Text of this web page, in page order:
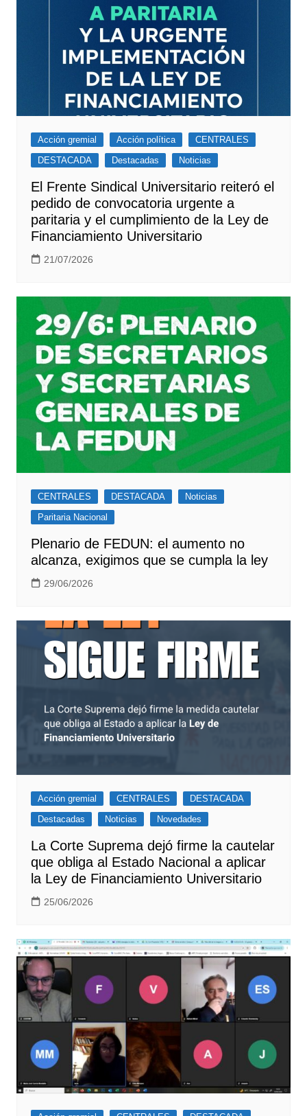
Acción gremial Acción política
CENTRALES
DESTACADA
Destacadas Noticias
El Frente Sindical Universitario reiteró el
pedido de convocatoria urgente a
paritaria y el cumplimiento de la Ley de
Financiamiento Universitario
21/07/2026
CENTRALES DESTACADA
Noticias
Paritaria Nacional
Plenario de FEDUN: el aumento no
alcanza, exigimos que se cumpla la ley
29/06/2026
Acción gremial CENTRALES
DESTACADA
Destacadas
Noticias Novedades
La Corte Suprema dejó firme la cautelar
que obliga al Estado Nacional a aplicar
la Ley de Financiamiento Universitario
25/06/2026